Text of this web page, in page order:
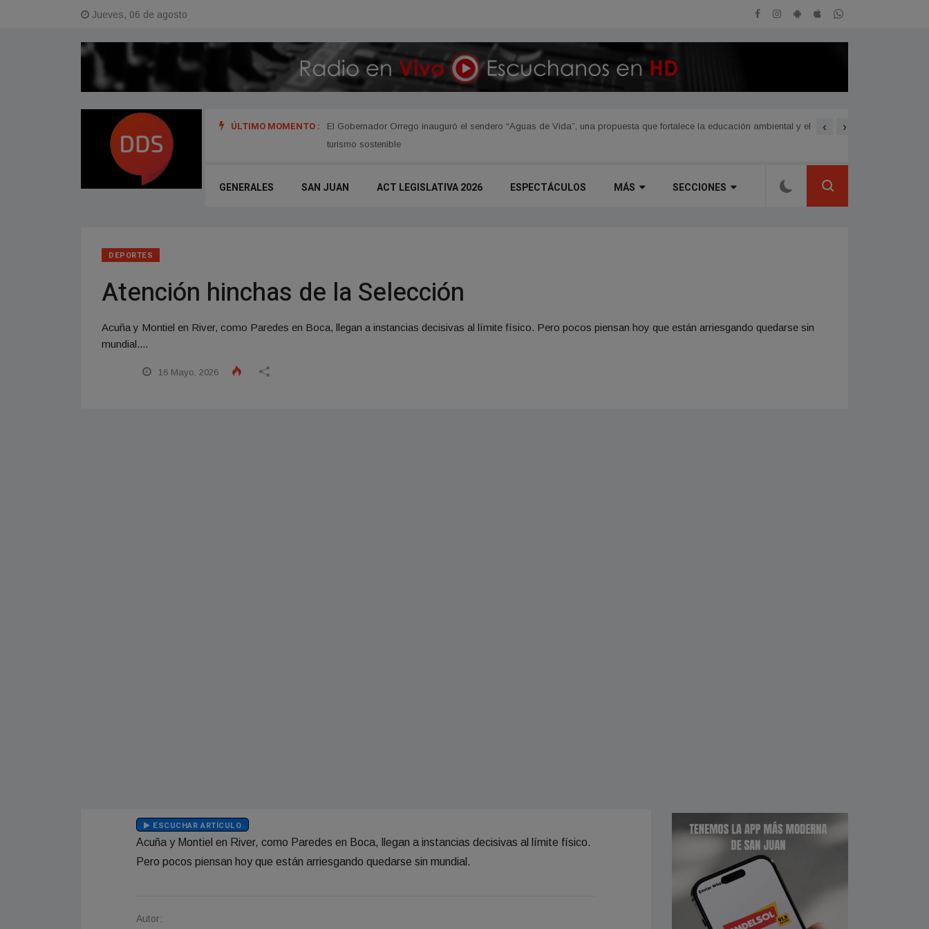
Jueves, 06 de agosto
ÚLTIMO MOMENTO :
referentes del hip hop de Argentina, Uruguay y Perú
El Gobernador Orrego inauguró el sendero “Aguas de Vida”, una propuesta que fortalece la educación ambiental y el
turismo sostenible
Avanzan las nuevas
‹ ›
GENERALES SAN JUAN ACT LEGISLATIVA 2026 ESPECTÁCULOS MÁS SECCIONES
DEPORTES
Atención hinchas de la Selección
Acuña y Montiel en River, como Paredes en Boca, llegan a instancias decisivas al límite físico. Pero pocos piensan hoy que están arriesgando quedarse sin
mundial....
16 Mayo, 2026
ESCUCHAR ARTÍCULO
Acuña y Montiel en River, como Paredes en Boca, llegan a instancias decisivas al límite físico.
Pero pocos piensan hoy que están arriesgando quedarse sin mundial.
Autor: